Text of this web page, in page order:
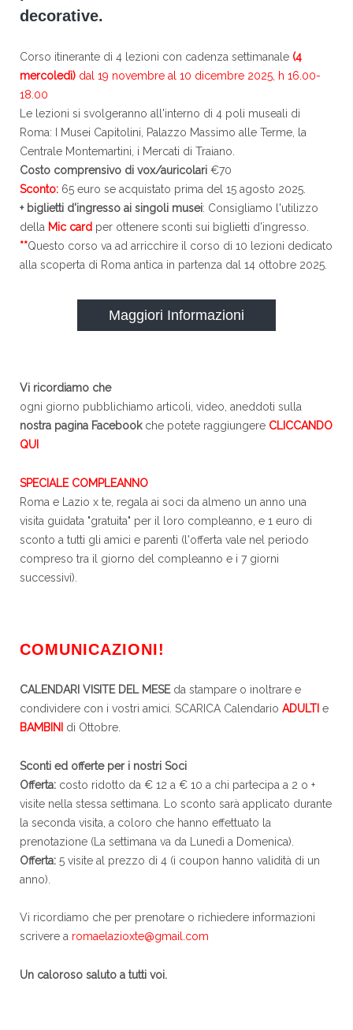
decorative.
Corso itinerante di 4 lezioni con cadenza settimanale (4
mercoledì) dal 19 novembre al 10 dicembre 2025, h 16.00-
18.00
Le lezioni si svolgeranno all'interno di 4 poli museali di
Roma: I Musei Capitolini, Palazzo Massimo alle Terme, la
Centrale Montemartini, i Mercati di Traiano.
Costo comprensivo di vox/auricolari €70
Sconto: 65 euro se acquistato prima del 15 agosto 2025.
+ biglietti d'ingresso ai singoli musei: Consigliamo l'utilizzo
della Mic card per ottenere sconti sui biglietti d'ingresso.
**Questo corso va ad arricchire il corso di 10 lezioni dedicato
alla scoperta di Roma antica in partenza dal 14 ottobre 2025.
Maggiori Informazioni
Vi ricordiamo che
ogni giorno pubblichiamo articoli, video, aneddoti sulla
nostra pagina Facebookche potete raggiungere CLICCANDO
QUI
SPECIALE COMPLEANNO
Roma e Lazio x te, regala ai soci da almeno un anno una
visita guidata "gratuita" per il loro compleanno, e 1 euro di
sconto a tutti gli amici e parenti (l'offerta vale nel periodo
compreso tra il giorno del compleanno e i 7 giorni
successivi).
COMUNICAZIONI!
CALENDARI VISITE DEL MESEda stampare o inoltrare e
condividere con i vostri amici. SCARICA Calendario ADULTI e
BAMBINI
di Ottobre.
Sconti ed offerte per i nostri Soci
Offerta: costo ridotto da € 12 a € 10 a chi partecipa a 2 o +
visite nella stessa settimana. Lo sconto sarà applicato durante
la seconda visita, a coloro che hanno effettuato la
prenotazione (La settimana va da Lunedì a Domenica).
Offerta: 5 visite al prezzo di 4 (i coupon hanno validità di un
anno).
Vi ricordiamo che per prenotare o richiedere informazioni
scrivere a romaelazioxte@gmail.com
Un caloroso saluto a tutti voi.